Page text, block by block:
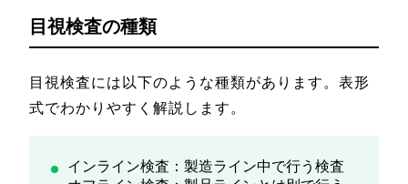
目視検査の種類
目視検査には以下のような種類があります。表形
式でわかりやすく解説します。
インライン検査：製造ライン中で行う検査